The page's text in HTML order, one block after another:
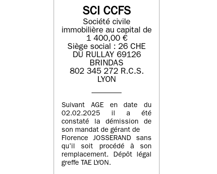
SCI CCFS
Société civile
immobilière au capital de
1 400,00 €
Siège social : 26 CHE
DU RULLAY 69126
BRINDAS
802 345 272 R.C.S.
LYON
Suivant AGE en date du
02.02.2025 il a été
constaté la démission de
son mandat de gérant de
Florence JOSSERAND sans
qu’il soit procédé à son
remplacement. Dépôt légal
greffe TAE LYON.